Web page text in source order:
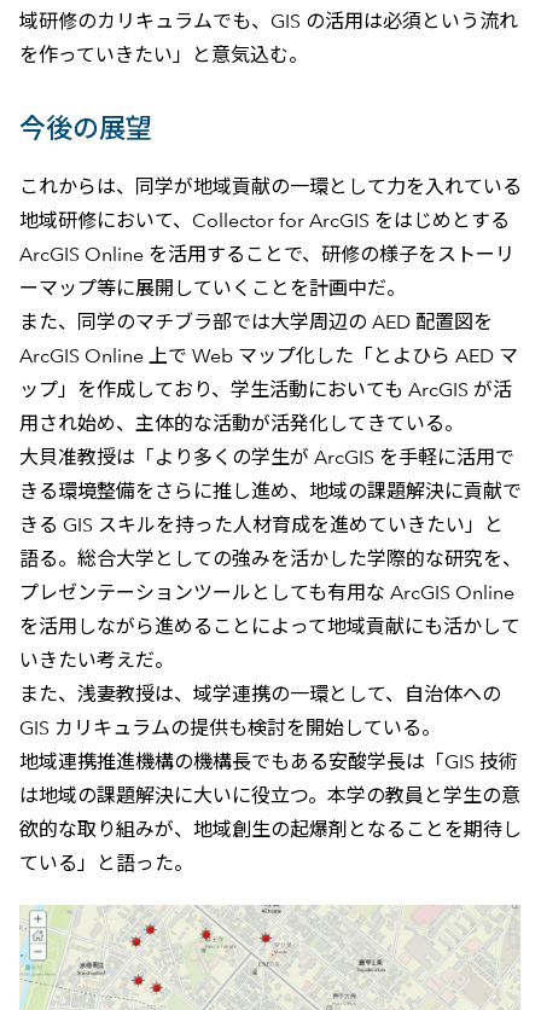
域研修のカリキュラムでも、GIS の活用は必須という流れ
を作っていきたい」と意気込む。
今後の展望
これからは、同学が地域貢献の一環として力を入れている
地域研修において、Collector for ArcGIS をはじめとする
ArcGIS Online を活用することで、研修の様子をストーリ
ーマップ等に展開していくことを計画中だ。
また、同学のマチブラ部では大学周辺の AED 配置図を
ArcGIS Online 上で Web マップ化した「とよひら AED マ
ップ」を作成しており、学生活動においても ArcGIS が活
用され始め、主体的な活動が活発化してきている。
大貝准教授は「より多くの学生が ArcGIS を手軽に活用で
きる環境整備をさらに推し進め、地域の課題解決に貢献で
きる GIS スキルを持った人材育成を進めていきたい」と
語る。総合大学としての強みを活かした学際的な研究を、
プレゼンテーションツールとしても有用な ArcGIS Online
を活用しながら進めることによって地域貢献にも活かして
いきたい考えだ。
また、浅妻教授は、域学連携の一環として、自治体への
GIS カリキュラムの提供も検討を開始している。
地域連携推進機構の機構長でもある安酸学長は「GIS 技術
は地域の課題解決に大いに役立つ。本学の教員と学生の意
欲的な取り組みが、地域創生の起爆剤となることを期待し
ている」と語った。